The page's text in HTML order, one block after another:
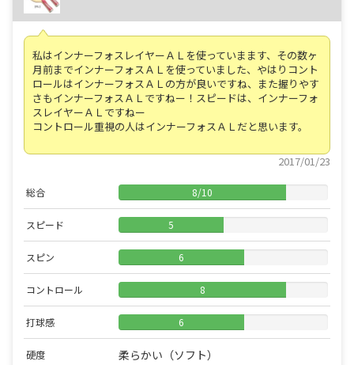
私はインナーフォスレイヤーＡＬを使っていまます、その数ヶ
月前までインナーフォスＡＬを使っていました、やはりコント
ロールはインナーフォスＡＬの方が良いですね、また握りやす
さもインナーフォスＡＬですねー！スピードは、インナーフォ
スレイヤーＡＬですねー
コントロール重視の人はインナーフォスＡＬだと思います。
2017/01/23
総合 8/10
スピード 5
スピン 6
コントロール 8
打球感 6
硬度 柔らかい（ソフト）